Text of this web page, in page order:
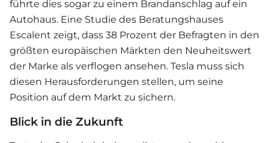
führte dies sogar zu einem Brandanschlag auf ein
Autohaus. Eine Studie des Beratungshauses
Escalent zeigt, dass 38 Prozent der Befragten in den
größten europäischen Märkten den Neuheitswert
der Marke als verflogen ansehen. Tesla muss sich
diesen Herausforderungen stellen, um seine
Position auf dem Markt zu sichern.
Blick in die Zukunft